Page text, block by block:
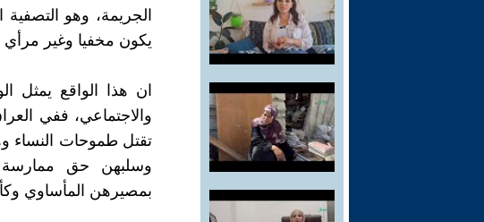
الجريمة، وهو
يكون مخفيا وغير مرأي
ان هذا الواقع يمثل
والاجتماعي، ففي
تقتل طموحات النساء
وسلبهن حق ممارسة
بمصيرهن المأساوي